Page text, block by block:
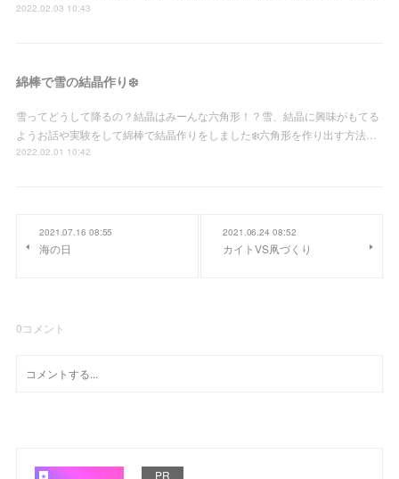
2022.02.03 10:43
綿棒で雪の結晶作り❄️
雪ってどうして降るの？結晶はみーんな六角形！？雪、結晶に興味がもてる
ようお話や実験をして綿棒で結晶作りをしました❄️六角形を作り出す方法…
2022.02.01 10:42
2021.07.16 08:55
海の日
2021.06.24 08:52
カイトVS凧づくり
0コメント
PR